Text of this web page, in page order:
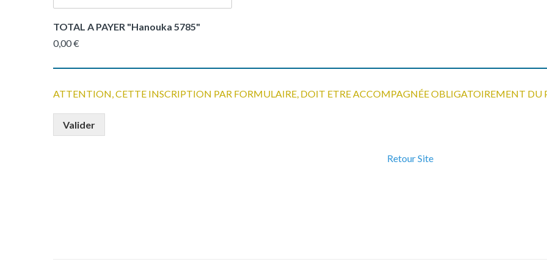
TOTAL A PAYER "Hanouka 5785"
0,00 €
ATTENTION, CETTE INSCRIPTION PAR FORMULAIRE, DOIT ETRE ACCOMPAGNÉE OBLIGATOIREMENT DU
Valider
Retour Site